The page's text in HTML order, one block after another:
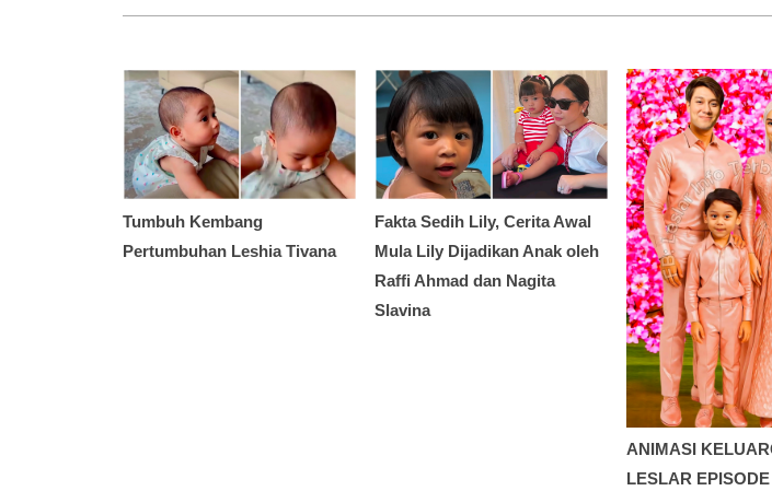
Tumbuh Kembang
Pertumbuhan Leshia Tivana
Fakta Sedih Lily, Cerita Awal
Mula Lily Dijadikan Anak oleh
Raffi Ahmad dan Nagita
Slavina
ANIMASI
LESLAR